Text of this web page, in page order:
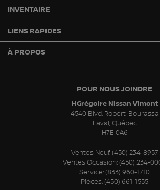
POUR NOUS JOINDRE
HGrégoire Nissan Vimont
4540 Blvd. Robert-Bourassa
Laval,Québec
H7E 0A6
Ventes Neuf: (450) 234-8957
Ventes Occasion: (450) 234-
Service: (833) 960-1710
Pièces: (450) 661-1555
INVENTAIRE
LIENS RAPIDES
À PROPOS